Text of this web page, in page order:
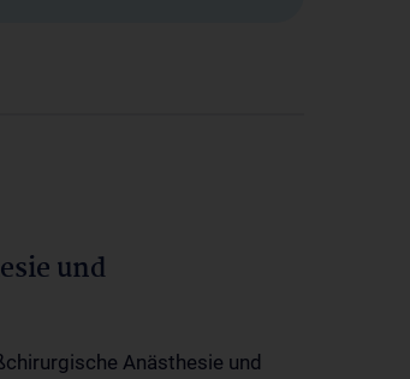
und
Anästhesie und